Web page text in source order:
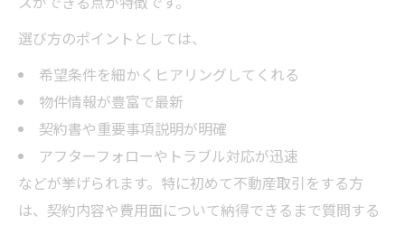
選び方のポイントとしては、
希望条件を細かくヒアリングしてくれる
物件情報が豊富で最新
契約書や重要事項説明が明確
アフターフォローやトラブル対応が迅速
などが挙げられます。特に初めて不動産取引をする方
は、契約内容や費用面について納得できるまで質問する